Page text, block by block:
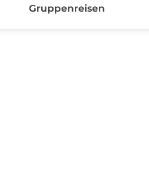
Gruppenreisen